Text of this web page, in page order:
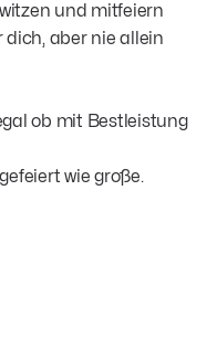
und mitfeiern
dich, aber nie allein
ob mit Bestleistung
wie große.